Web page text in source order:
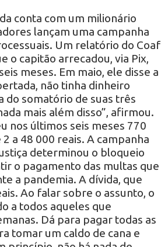
conta com um milionário
lançam uma campanha
Um relatório do Coaf
o capitão arrecadou, via Pix,
meses. Em maio, ele disse a
não tinha dinheiro
do somatório de suas três
mais além disso”, afirmou.
nos últimos seis meses 770
a 48 000 reais. A campanha
determinou o bloqueio
o pagamento das multas que
a pandemia. A dívida, que
Ao falar sobre o assunto, o
a todos aqueles que
Dá para pagar todas as
tomar um caldo de cana e